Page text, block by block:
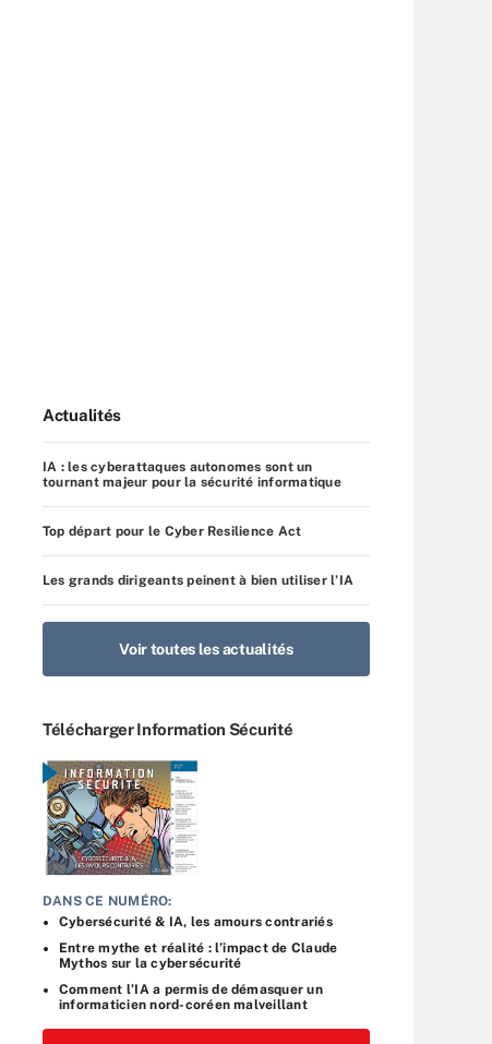
Actualités
IA : les cyberattaques autonomes sont un
tournant majeur pour la sécurité informatique
Top départ pour le Cyber Resilience Act
Les grands dirigeants peinent à bien utiliser l’IA
Voir toutes les actualités
Télécharger Information Sécurité
DANS CE NUMÉRO:
Cybersécurité & IA, les amours contrariés
Entre mythe et réalité : l’impact de Claude
Mythos sur la cybersécurité
Comment l’IA a permis de démasquer un
informaticien nord-coréen malveillant